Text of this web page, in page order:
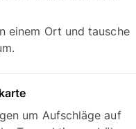
einem Ort und tausche
um Aufschläge auf